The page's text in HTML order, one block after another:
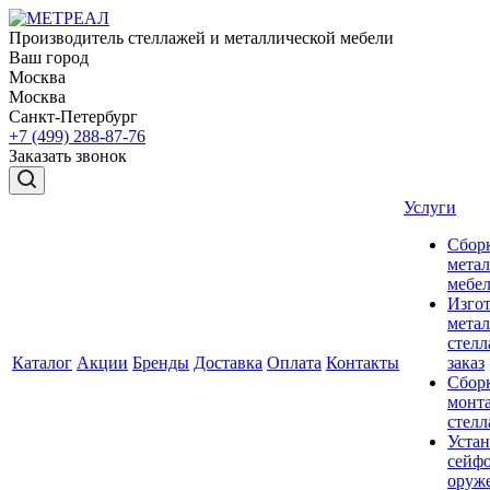
Производитель стеллажей и металлической мебели
Ваш город
Москва
Москва
Санкт-Петербург
+7 (499) 288-87-76
Заказать звонок
Каталог Акции Бренды Доставка Оплата Контакты
Услуги
заказ